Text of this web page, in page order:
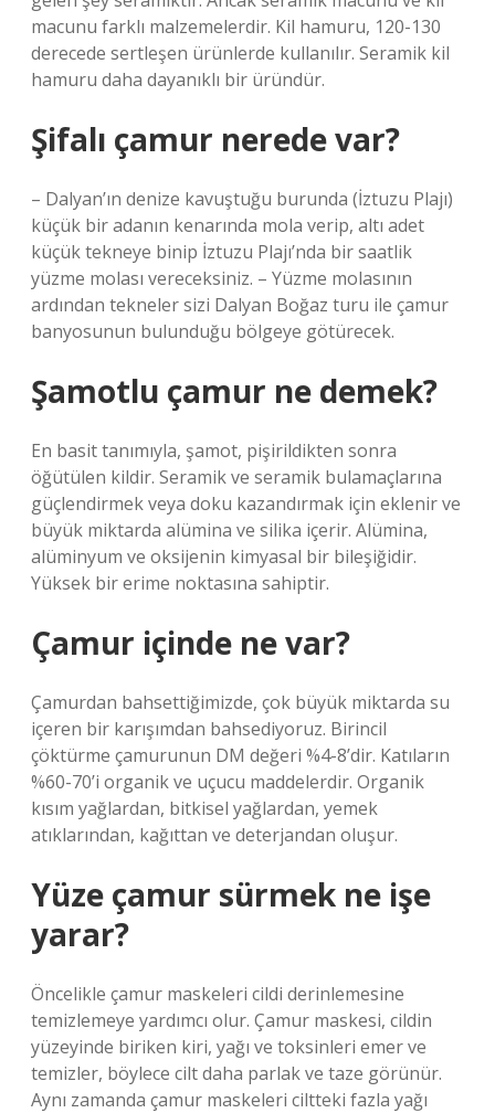
macunu farklı malzemelerdir. Kil hamuru, 120-130
derecede sertleşen ürünlerde kullanılır. Seramik kil
hamuru daha dayanıklı bir üründür.
Şifalı çamur nerede var?
– Dalyan’ın denize kavuştuğu burunda (İztuzu Plajı)
küçük bir adanın kenarında mola verip, altı adet
küçük tekneye binip İztuzu Plajı’nda bir saatlik
yüzme molası vereceksiniz. – Yüzme molasının
ardından tekneler sizi Dalyan Boğaz turu ile çamur
banyosunun bulunduğu bölgeye götürecek.
Şamotlu çamur ne demek?
En basit tanımıyla, şamot, pişirildikten sonra
öğütülen kildir. Seramik ve seramik bulamaçlarına
güçlendirmek veya doku kazandırmak için eklenir ve
büyük miktarda alümina ve silika içerir. Alümina,
alüminyum ve oksijenin kimyasal bir bileşiğidir.
Yüksek bir erime noktasına sahiptir.
Çamur içinde ne var?
Çamurdan bahsettiğimizde, çok büyük miktarda su
içeren bir karışımdan bahsediyoruz. Birincil
çöktürme çamurunun DM değeri %4-8’dir. Katıların
%60-70’i organik ve uçucu maddelerdir. Organik
kısım yağlardan, bitkisel yağlardan, yemek
atıklarından, kağıttan ve deterjandan oluşur.
Yüze çamur sürmek ne işe
yarar?
Öncelikle çamur maskeleri cildi derinlemesine
temizlemeye yardımcı olur. Çamur maskesi, cildin
yüzeyinde biriken kiri, yağı ve toksinleri emer ve
temizler, böylece cilt daha parlak ve taze görünür.
Aynı zamanda çamur maskeleri ciltteki fazla yağı